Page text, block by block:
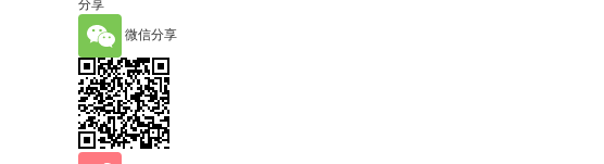
分享
微信分享